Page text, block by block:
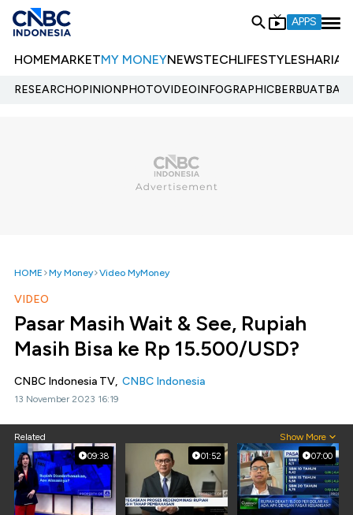
APPS
HOMEMARKETMY MONEYNEWSTECHLIFESTYLESHARIA
RESEARCHOPINIONPHOTOVIDEOINFOGRAPHIC
HOME My Money Video MyMoney
VIDEO
Pasar Masih Wait & See, Rupiah
Masih Bisa ke Rp 15.500/USD?
CNBC Indonesia TV, CNBC Indonesia
13 November 2023 16:19
Related Show More
09:38 01:52 07:00